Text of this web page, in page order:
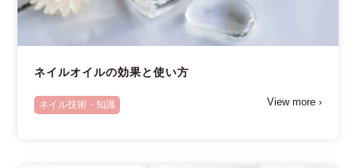
ネイルオイルの効果と使い方
ネイル技術・知識 View more ›